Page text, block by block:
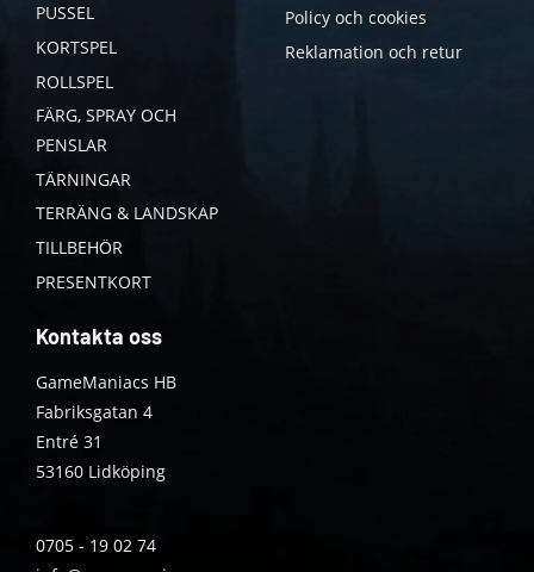
PUSSEL
KORTSPEL
ROLLSPEL
FÄRG, SPRAY OCH
PENSLAR
TÄRNINGAR
TERRÄNG & LANDSKAP
TILLBEHÖR
PRESENTKORT
Policy och cookies
Reklamation och retur
Kontakta oss
GameManiacs HB
Fabriksgatan 4
Entré 31
53160 Lidköping
0705 - 19 02 74